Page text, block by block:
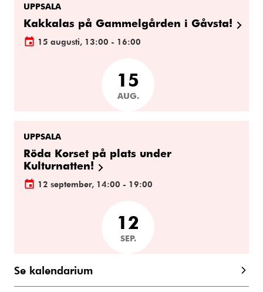
UPPSALA
Kakkalas på Gammelgården i Gåvsta!
15 augusti, 13:00 - 16:00
15
AUG.
UPPSALA
Röda Korset på plats under
Kulturnatten!
12 september, 14:00 - 19:00
12
SEP.
Se kalendarium